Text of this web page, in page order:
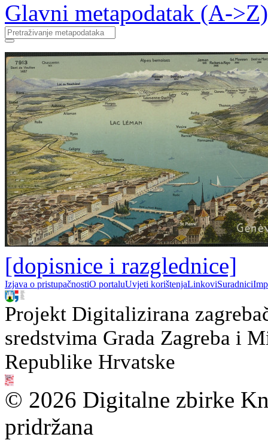
Glavni metapodatak (A->Z)
[dopisnice i razglednice]
Izjava o pristupačnostiO portaluUvjeti korištenjaLinkoviSuradnici
Projekt Digitalizirana
sredstvima Grada Zagreba i
Republike Hrvatske
© 2026 Digitalne zbirke
pridržana